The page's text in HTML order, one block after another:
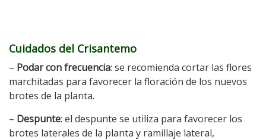
Cuidados del Crisantemo
– Podar con frecuencia: se recomienda cortar las flores
marchitadas para favorecer la floración de los nuevos
brotes de la planta.
– Despunte: el despunte se utiliza para favorecer los
brotes laterales de la planta y ramillaje lateral,